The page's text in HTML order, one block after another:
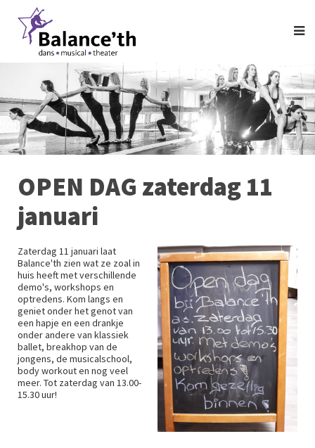
OPEN DAG zaterdag 11
januari
Zaterdag 11 januari laat
Balance'th zien wat ze zoal in
huis heeft met verschillende
demo's, workshops en
optredens. Kom langs en
geniet onder het genot van
een hapje en een drankje
onder andere van klassiek
ballet, breakhop van de
jongens, de musicalschool,
body workout en nog veel
meer. Tot zaterdag van 13.00-
15.30 uur!